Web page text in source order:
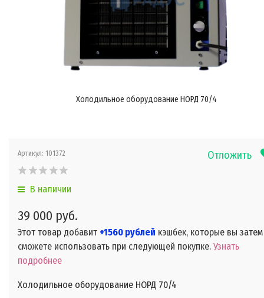
Холодильное оборудование НОРД 70/4
Отложить
Артикул: 101372
В наличии
39 000 руб.
Этот товар добавит +1560 рублей кэшбек, которые вы затем
сможете использовать при следующей покупке. Узнать
подробнее
Холодильное оборудование НОРД 70/4